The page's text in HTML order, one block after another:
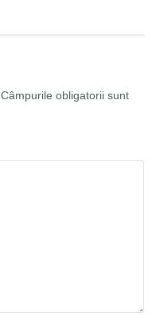
Câmpurile obligatorii sunt